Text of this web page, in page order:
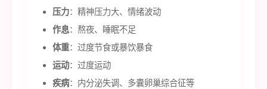
压力：精神压力大、情绪波动
作息：熬夜、睡眠不足
体重：过度节食或暴饮暴食
运动：过度运动
疾病：内分泌失调、多囊卵巢综合征等